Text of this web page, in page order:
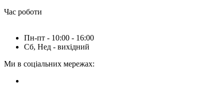
Час роботи
Пн-пт - 10:00 - 16:00
Сб, Нед - вихідний
Ми в соціальних мережах: